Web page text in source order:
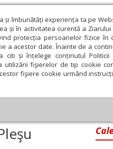
îmbunătăți experiența ta pe
și în activitatea curentă a Ziarului
protecția persoanelor fizice în
a acestor date. Înainte de a
și înțelege conținutul Politicii
fişierelor de tip cookie
fişiere cookie urmând
Documentar In
și Cultură Societate